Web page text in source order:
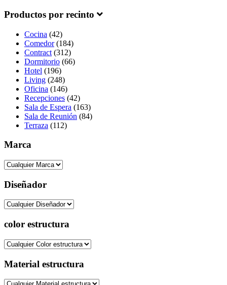
Productos por recinto
Cocina (42)
Comedor(184)
Contract (312)
Dormitorio (66)
Hotel (196)
Living (248)
Oficina (146)
Recepciones (42)
Sala de Espera (163)
Sala de Reunión (84)
Terraza (112)
Marca
Diseñador
color estructura
Material estructura